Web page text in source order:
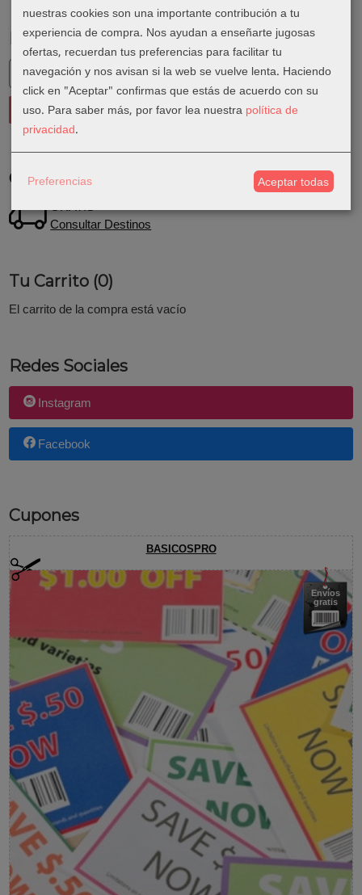
Marcas
Costes de Envío
GRATIS *
Consultar Destinos
Tu Carrito (0)
El carrito de la compra está vacío
Redes Sociales
Instagram
Facebook
Cupones
BASICOSPRO
Envíos
gratis
nuestras cookies son una importante contribución a tu
experiencia de compra. Nos ayudan a enseñarte jugosas
ofertas, recuerdan tus preferencias para facilitar tu
navegación y nos avisan si la web se vuelve lenta. Haciendo
click en "Aceptar" confirmas que estás de acuerdo con su
uso. Para saber más, por favor lea nuestra política de
privacidad.
Preferencias Aceptar todas